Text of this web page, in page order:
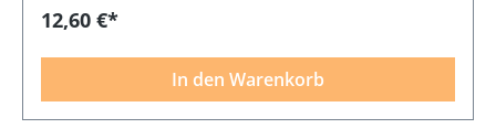
12,60 €*
In den Warenkorb